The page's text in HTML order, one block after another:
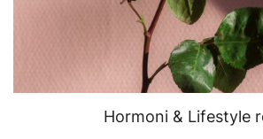
Hormoni & Lifestyle